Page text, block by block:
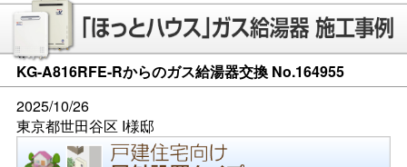
KG-A816RFE-Rからのガス給湯器交換 No.164955
2025/10/26
東京都世田谷区 I様邸